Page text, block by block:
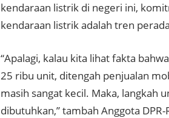
kendaraan listrik di negeri ini,
kendaraan listrik adalah tren
“Apalagi, kalau kita lihat fakta
25 ribu unit, ditengah penjualan
masih sangat kecil. Maka, langkah
dibutuhkan,” tambah Anggota DPR-